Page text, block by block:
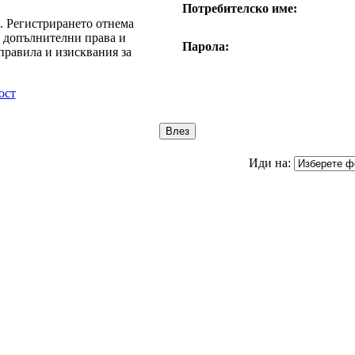
Регистрирането отнема
права и
и изисквания за
Потребителско име:
Парола:
Иди на: